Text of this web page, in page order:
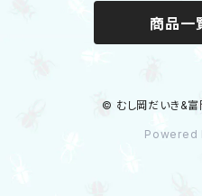
タオル/ハンカチ/きんちゃく
商品一
© むし岡だいき&
Powered